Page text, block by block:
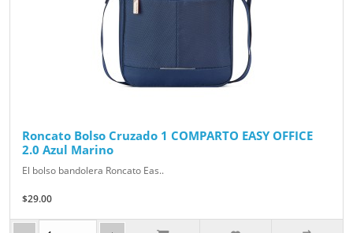
Roncato Bolso Cruzado 1 COMPARTO EASY OFFICE
2.0 Azul Marino
El bolso bandolera Roncato Eas..
$29.00